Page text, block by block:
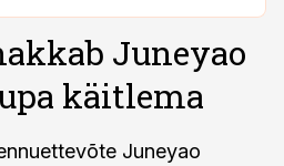
Juneyao
käitlema
Juneyao